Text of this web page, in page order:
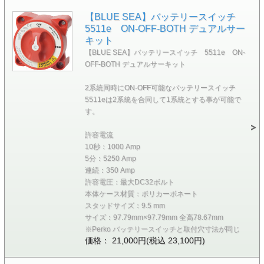
【BLUE SEA】バッテリースイッチ
5511e ON-OFF-BOTH デュアルサー
キット
【BLUE SEA】バッテリースイッチ 5511e ON-
OFF-BOTH デュアルサーキット
2系統同時にON-OFF可能なバッテリースイッチ
5511eは2系統を合同して1系統とする事が可能で
す。
許容電流
10秒：1000 Amp
5分：5250 Amp
連続：350 Amp
許容電圧：最大DC32ボルト
本体ケース材質：ポリカーボネート
スタッドサイズ：9.5 mm
サイズ：97.79mm×97.79mm 全高78.67mm
※Perko バッテリースイッチと取付穴寸法が同じ
価格： 21,000円(税込 23,100円)